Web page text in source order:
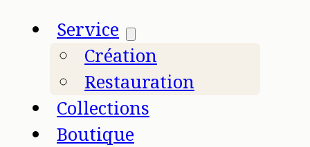
Service
Création
Restauration
Collections
Boutique